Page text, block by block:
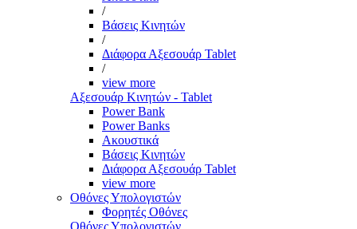
/
Βάσεις Κινητών
/
Διάφορα Αξεσουάρ Tablet
/
view more
Αξεσουάρ Κινητών - Tablet
Power Bank
Power Banks
Ακουστικά
Βάσεις Κινητών
Διάφορα Αξεσουάρ Tablet
view more
Οθόνες Υπολογιστών
Φορητές Οθόνες
Οθόνες Υπολογιστών